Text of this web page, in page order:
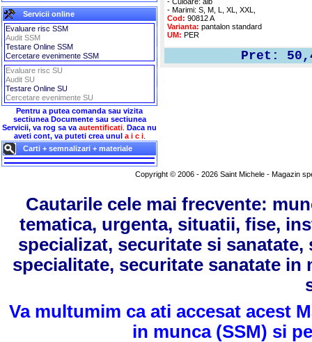
Servicii online
Evaluare risc SSM
Audit SSM
Testare Online SSM
Cercetare evenimente SSM
Evaluare risc SU
Audit SU
Testare Online SU
Cercetare evenimente SU
Pentru a putea comanda sau vizita
sectiunea Documente sau sectiunea
Servicii, va rog sa va autentificati Daca nu
aveti cont, va puteti crea unul a i c i.
Carti + semnalizari + materiale
- Marimi: S, M, L, XL, XXL,
Cod: 90812 A
Varianta: pantalon standard
UM: PER
Pret:
Copyright © 2006 - 2026 Saint Michele - Magazin
Cautarile cele mai frecvente:
tematica, urgenta, situatii, fise,
specializat, securitate si
specialitate, securitate sanatate in
Va multumim ca ati accesat acest
in munca (SSM) si